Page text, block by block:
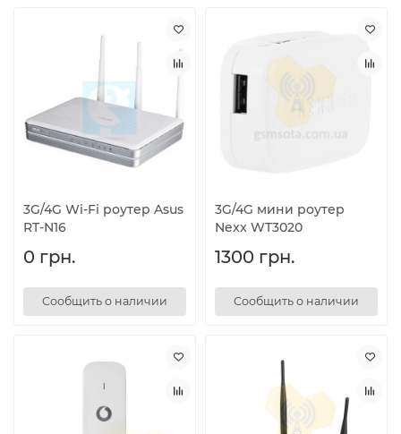
3G/4G Wi-Fi роутер Asus
RT-N16
0 грн.
Сообщить о наличии
3G/4G мини роутер
Nexx WT3020
1300 грн.
Сообщить о наличии